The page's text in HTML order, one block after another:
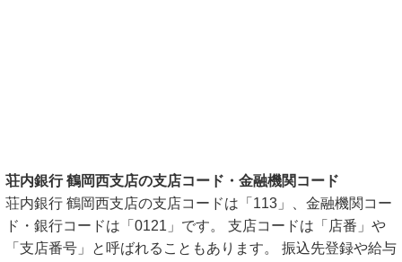
荘内銀行 鶴岡西支店の支店コード・金融機関コード
荘内銀行 鶴岡西支店の支店コードは「113」、金融機関コー
ド・銀行コードは「0121」です。 支店コードは「店番」や
「支店番号」と呼ばれることもあります。 振込先登録や給与